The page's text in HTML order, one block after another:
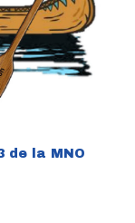
de la MNO